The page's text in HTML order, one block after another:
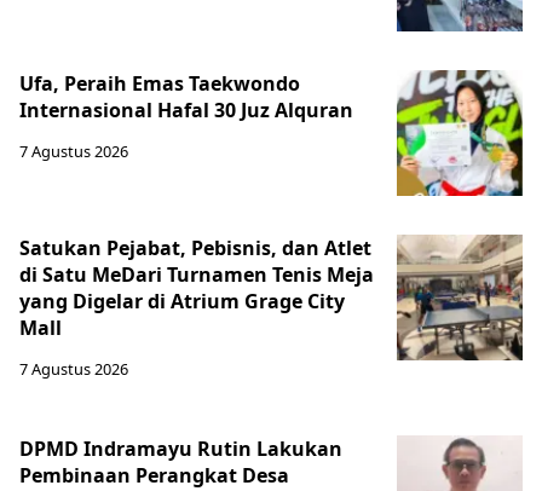
Ufa, Peraih Emas Taekwondo
Internasional Hafal 30 Juz Alquran
7 Agustus 2026
Satukan Pejabat, Pebisnis, dan Atlet
di Satu MeDari Turnamen Tenis Meja
yang Digelar di Atrium Grage City
Mall
7 Agustus 2026
DPMD Indramayu Rutin Lakukan
Pembinaan Perangkat Desa